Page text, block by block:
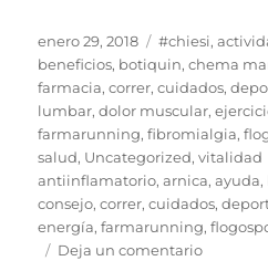
c
e
b
o
o
k
it
te
r
p
y
Li
n
k
ai
l
Publicado
el
enero 29, 2018 Categorías
#chiesi,
beneficios, botiquin,chema
farmacia,correr,cuidados,
lumbar,dolor muscular,
farmarunning,fibromialgia,
salud, Uncategorized,vitalidad
antiinflamatorio,arnica,ayuda,
consejo,correr,cuidados,
energía,farmarunning,
Deja un comentarioen